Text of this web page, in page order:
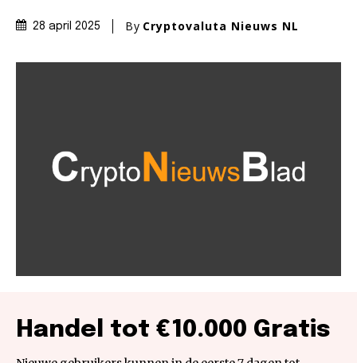
28 april 2025 By Cryptovaluta Nieuws NL
Handel tot €10.000 Gratis